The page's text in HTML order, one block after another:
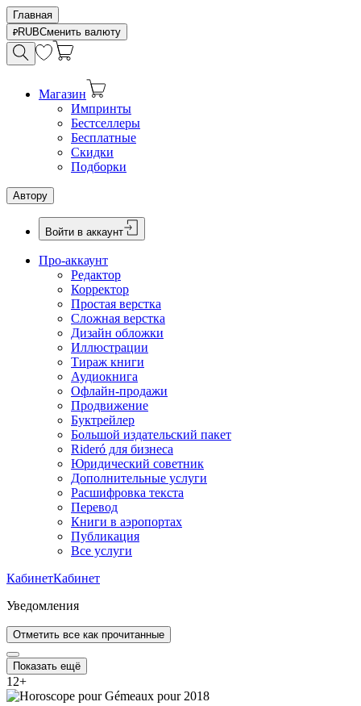
Главная
RUBСменить валюту
Магазин
Импринты
Бестселлеры
Бесплатные
Скидки
Подборки
Автору
Войти в аккаунт
Про-аккаунт
Редактор
Корректор
Простая верстка
Сложная верстка
Дизайн обложки
Иллюстрации
Тираж книги
Аудиокнига
Офлайн-продажи
Продвижение
Буктрейлер
Большой издательский пакет
Rideró для бизнеса
Юридический советник
Дополнительные услуги
Расшифровка текста
Перевод
Книги в аэропортах
Публикация
Все услуги
КабинетКабинет
Уведомления
Отметить все как прочитанные
Показать ещё
12+